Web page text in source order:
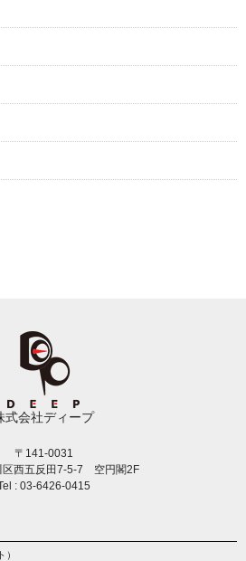
式会社ディープ
〒141-0031
区西五反田7-5-7 空円閣2F
: 03-6426-0415